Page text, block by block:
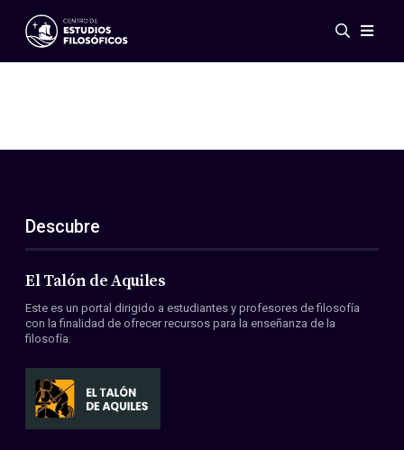
Eventos
ES
EN
Acerca de nosotros
Miembros
Convenios
Descubre
El Talón de Aquiles
Este es un portal dirigido a estudiantes y profesores de filosofía
con la finalidad de ofrecer recursos para la enseñanza de la
filosofía.